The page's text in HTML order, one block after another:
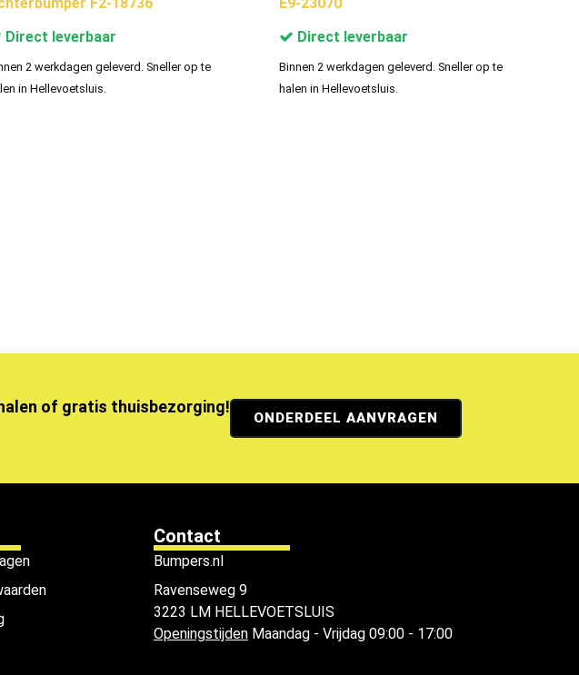
Direct leverbaar
2 werkdagen geleverd. Sneller op te
in Hellevoetsluis.
Direct leverbaar
Binnen 2 werkdagen geleverd. Sneller op te
halen in Hellevoetsluis.
of gratis thuisbezorging!
ONDERDEEL AANVRAGEN
Contact
Bumpers.nl
Ravenseweg 9
3223 LM HELLEVOETSLUIS
OpeningstijdenMaandag - Vrijdag 09:00 - 17:00